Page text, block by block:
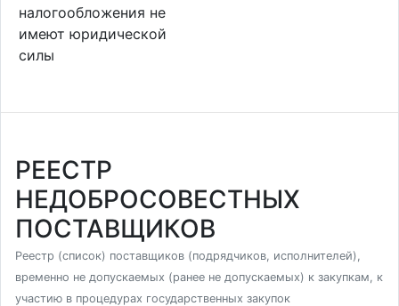
налогообложения не
имеют юридической
силы
РЕЕСТР
НЕДОБРОСОВЕСТНЫХ
ПОСТАВЩИКОВ
Реестр (список) поставщиков (подрядчиков, исполнителей),
временно не допускаемых (ранее не допускаемых) к закупкам, к
участию в процедурах государственных закупок